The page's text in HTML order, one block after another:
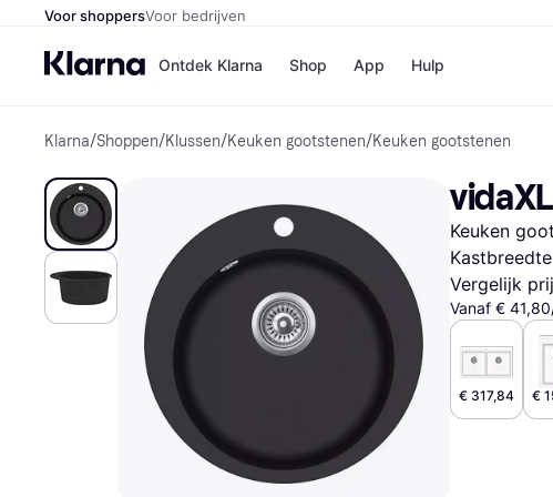
Voor shoppersVoor bedrijven
Ontdek Klarna
Betaal nu
Betaal
Betaal
Shop
Winkels
Bol
Booking.com
H&M
Kruidvat
Winkeloverzicht
App Hulp
Klarna/Shoppen/Klussen/Keuken gootstenen/Keuken gootstenen
Keuken
Vergelijk
Vanaf €
€ 317,84 €